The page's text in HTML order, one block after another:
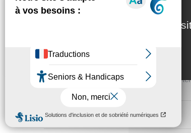
Passeport en urgence : passeport
Passeport en urgence : passeport
This